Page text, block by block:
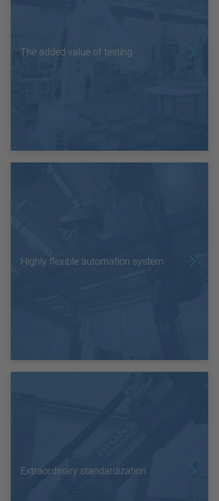
The added value of testing
Highly flexible automation system
Extraordinary standardization